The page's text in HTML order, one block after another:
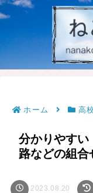
ホーム 高
分かりやす
路などの組合
2023.08.20